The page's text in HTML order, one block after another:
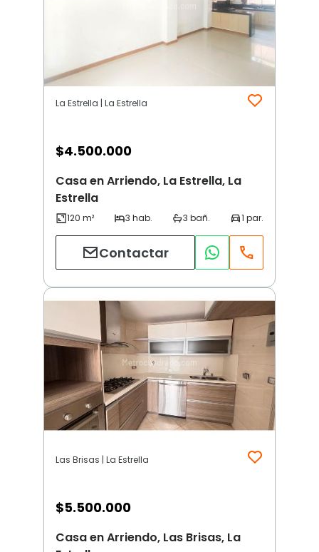
La Estrella | La Estrella
$4.500.000
Casa en Arriendo, La Estrella, La
Estrella
Contactar
Las Brisas | La Estrella
$5.500.000
Casa en Arriendo, Las Brisas, La